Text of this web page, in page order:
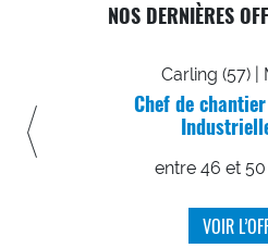
NOS DERNIÈRES
Carling (57) |
Chef de
entre 46 et
VOIR